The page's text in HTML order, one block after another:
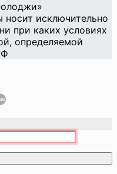
исключительно
при каких условиях
определяемой